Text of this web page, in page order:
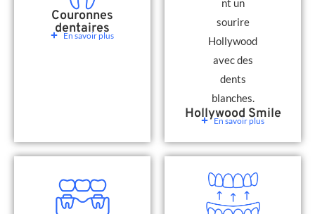
Couronnes
dentaires
En savoir plus
Hollywood Smile
En savoir plus